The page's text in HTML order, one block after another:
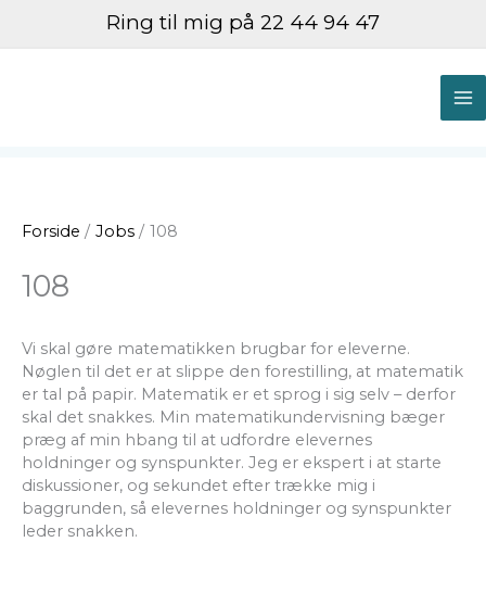
Ring til mig på 22 44 94 47
Forside Jobs 108
108
Vi skal gøre matematikken brugbar for eleverne.
Nøglen til det er at slippe den forestilling, at matematik
er tal på papir. Matematik er et sprog i sig selv – derfor
skal det snakkes. Min matematikundervisning bæger
præg af min hbang til at udfordre elevernes
holdninger og synspunkter. Jeg er ekspert i at starte
diskussioner, og sekundet efter trække mig i
baggrunden, så elevernes holdninger og synspunkter
leder snakken.